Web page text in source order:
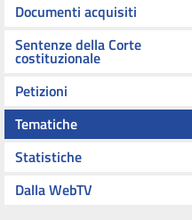
Documenti acquisiti
Sentenze della Corte
costituzionale
Petizioni
Tematiche
Statistiche
Dalla WebTV